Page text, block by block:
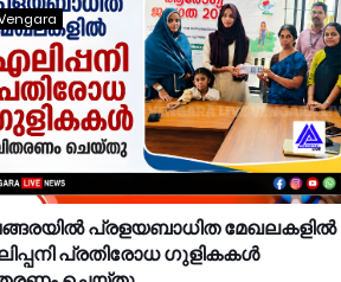
പ്രളയബാധിത മേഖലകളിൽ
പ്രതിരോധ ഗുളികകൾ